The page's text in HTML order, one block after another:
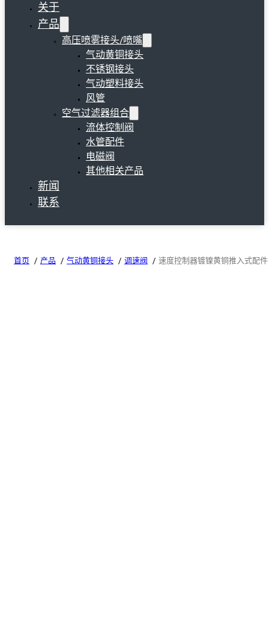
关于
产品
高压喷雾接头/喷嘴
气动黄铜接头
不锈钢接头
气动塑料接头
风管
空气过滤器组合
流体控制阀
水管配件
电磁阀
其他相关产品
新闻
联系
首页 产品 气动黄铜接头 调速阀 速度控制器镀镍黄铜推入式配件